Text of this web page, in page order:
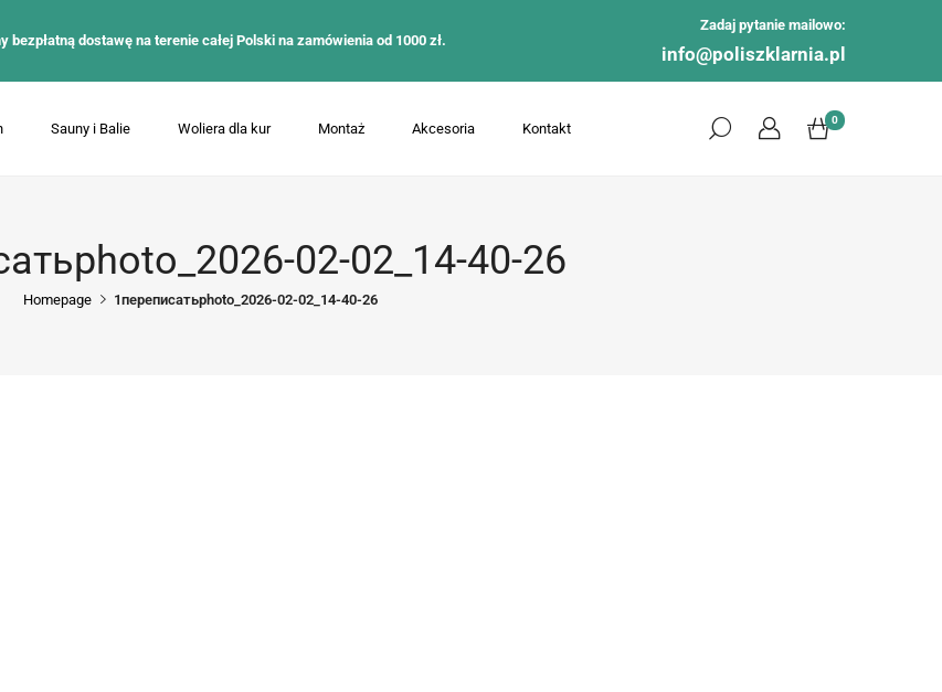
bezpłatną dostawę na terenie całej Polski na zamówienia od 1000 zł.
Zadaj pytanie mailowo:
info@poliszklarnia.pl
Sauny i Balie Woliera dla kur Montaż Akcesoria Kontakt
0
02-02_14-40-26
Homepage 1переписатьphoto_2026-02-02_14-40-26